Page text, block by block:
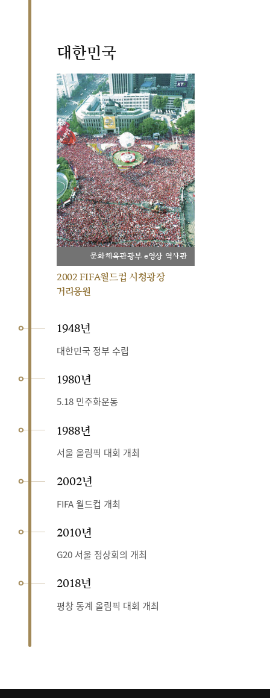
대한민국
문화체육관광부 e영상 역사관
2002 FIFA월드컵 시청광장
거리응원
1948년
대한민국 정부 수립
1980년
5.18 민주화운동
1988년
서울 올림픽 대회 개최
2002년
FIFA 월드컵 개최
2010년
G20 서울 정상회의 개최
2018년
평창 동계 올림픽 대회 개최